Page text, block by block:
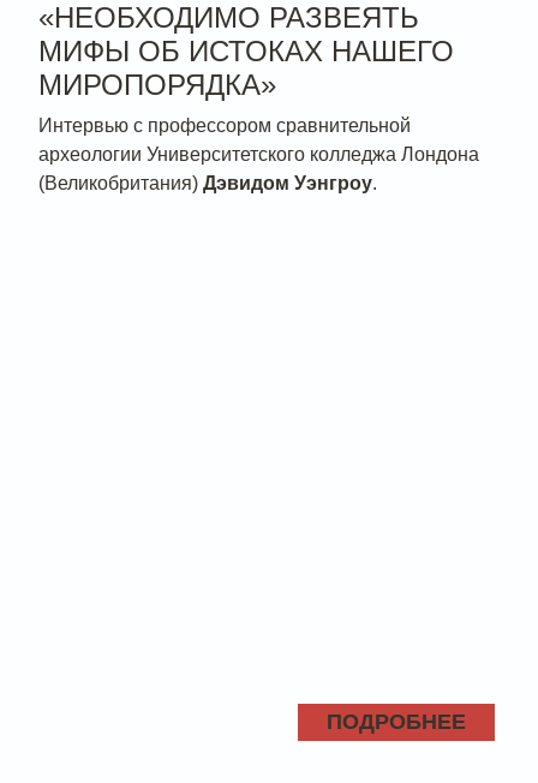
«НЕОБХОДИМО РАЗВЕЯТЬ
МИФЫ ОБ ИСТОКАХ НАШЕГО
МИРОПОРЯДКА»
Интервью с профессором сравнительной
археологии Университетского колледжа Лондона
(Великобритания) Дэвидом Уэнгроу.
ПОДРОБНЕЕ